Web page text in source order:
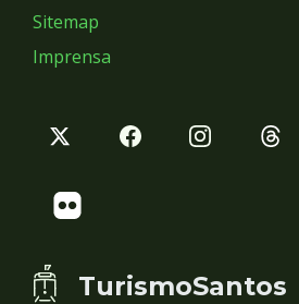
Sitemap
Imprensa
TurismoSantos